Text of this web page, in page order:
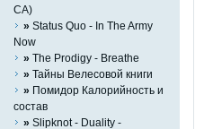
CA)
» Status Quo - In The Army
Now
» The Prodigy - Breathe
» Тайны Велесовой книги
» Помидор Калорийность и
состав
» Slipknot - Duality -